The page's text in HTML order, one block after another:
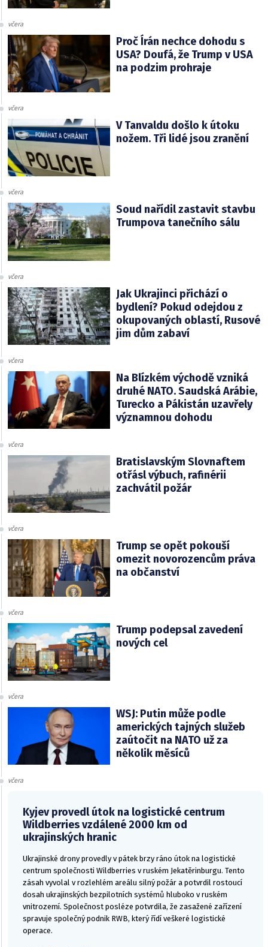
včera
Proč Írán nechce dohodu s
USA? Doufá, že Trump v USA
na podzim prohraje
včera
V Tanvaldu došlo k útoku
nožem. Tři lidé jsou zranění
včera
Soud nařídil zastavit stavbu
Trumpova tanečního sálu
včera
Jak Ukrajinci přichází o
bydlení? Pokud odejdou z
okupovaných oblastí, Rusové
jim dům zabaví
včera
Na Blízkém východě vzniká
druhé NATO. Saudská Arábie,
Turecko a Pákistán uzavřely
významnou dohodu
včera
Bratislavským Slovnaftem
otřásl výbuch, rafinérii
zachvátil požár
včera
Trump se opět pokouší
omezit novorozencům práva
na občanství
včera
Trump podepsal zavedení
nových cel
včera
WSJ: Putin může podle
amerických tajných služeb
zaútočit na NATO už za
několik měsíců
včera
Kyjev provedl útok na logistické centrum
Wildberries vzdálené 2000 km od
ukrajinských hranic
Ukrajinské drony provedly v pátek brzy ráno útok na logistické
centrum společnosti Wildberries v ruském Jekatěrinburgu. Tento
zásah vyvolal v rozlehlém areálu silný požár a potvrdil rostoucí
dosah ukrajinských bezpilotních systémů hluboko v ruském
vnitrozemí. Společnost posléze potvrdila, že zasažené zařízení
spravuje společný podnik RWB, který řídí veškeré logistické
operace.